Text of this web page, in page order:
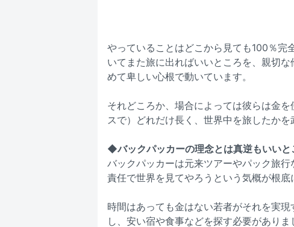
やっていることはどこから見ても100％完
いてまた旅に出ればいいところを、親切
めて卑しい心根で動いています。
それどころか、場合によっては彼らは金
スで）どれだけ長く、世界中を旅したかを
◆バックパッカーの理念とは真逆もいいと
バックパッカーは元来ツアーやパック旅
責任で世界を見てやろうという気概が根底
時間はあっても金はない若者がそれを実
し、安い宿や食事などを探す必要がありま